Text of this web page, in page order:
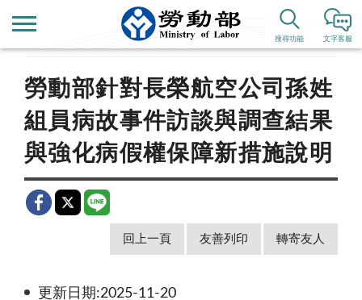
文字客服
搜尋功能
新聞公告 新聞稿
勞動部針對長榮航空公司孫姓
組員病故事件訪談與調查結果
與強化病假權保障新措施說明
回上一頁 友善列印 轉寄友人
更新日期:2025-11-20